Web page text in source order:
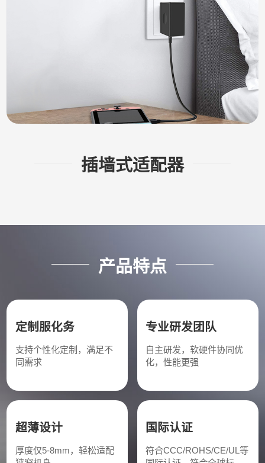
插墙式适配器
产品特点
定制服化务
支持个性化定制，满足不
同需求
专业研发团队
自主研发，软硬件协同优
化，性能更强
超薄设计
厚度仅5-8mm，轻松适配
国际认证
符合CCC/ROHS/CE/UL等